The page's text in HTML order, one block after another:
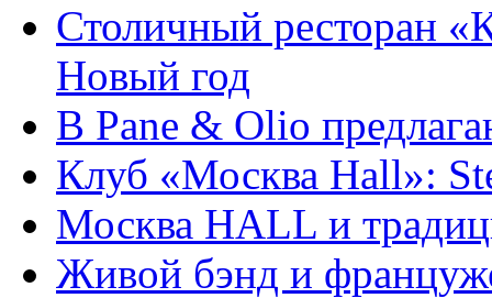
Столичный ресторан
Новый год
В Pane & Olio
Клуб «Москва Hall»:
Москва HALL и
Живой бэнд и